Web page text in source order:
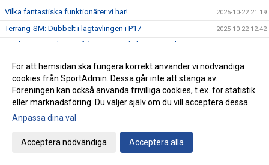
Vilka fantastiska funktionärer vi har! 2025-10-22 21:19
Terräng-SM: Dubbelt i lagtävlingen i P17 2025-10-22 12:42
Stark trio juniorlöpare från IFK i Nordiska mästerskapen i
Terräng-SM: Samuels första USM-guld 2025-10-21 07:48
Terräng-SM: Trippelseger i P16 2025-10-20 14:35
Terräng-SM: Överlägsen Sebbeseger i P17 2025-10-19 22:34
Andreas Movin nära att kliva under tretimmarsgränsen i
Terräng-SM: Nära, nära senior-SM-guld för Kalle
För att hemsidan ska fungera korrekt använder vi nödvändiga
cookies från SportAdmin. Dessa går inte att stänga av.
Föreningen kan också använda frivilliga cookies, t.ex. för statistik
eller marknadsföring. Du väljer själv om du vill acceptera dessa.
Anpassa dina val
Acceptera nödvändiga Acceptera alla